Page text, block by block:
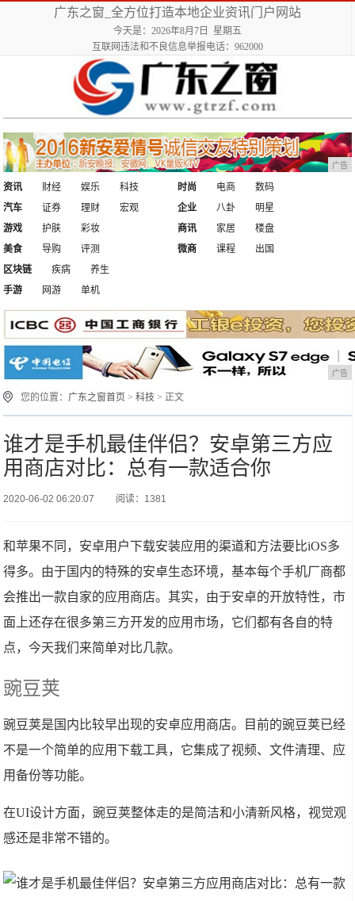
广东之窗_全方位打造本地企业资讯门户网站
今天是：2026年8月7日 星期五
互联网违法和不良信息举报电话：962000
广告
资讯 财经 娱乐
科技
汽车
证券 理财 宏观
时尚 电商
数码
企业
八卦
明星
游戏
护肤
彩妆
美食
导购 评测
商讯 家居
楼盘
微商
课程
出国
区块链
疾病
养生
手游
网游 单机
广告
您的位置： 广东之窗首页 >科技 > 正文
谁才是手机最佳伴侣？安卓第三方应
用商店对比：总有一款适合你
2020-06-02 06:20:07 阅读：1381
和苹果不同，安卓用户下载安装应用的渠道和方法要比iOS多
得多。由于国内的特殊的安卓生态环境，基本每个手机厂商都
会推出一款自家的应用商店。其实，由于安卓的开放特性，市
面上还存在很多第三方开发的应用市场，它们都有各自的特
点，今天我们来简单对比几款。
豌豆荚
豌豆荚是国内比较早出现的安卓应用商店。目前的豌豆荚已经
不是一个简单的应用下载工具，它集成了视频、文件清理、应
用备份等功能。
在UI设计方面，豌豆荚整体走的是简洁和小清新风格，视觉观
感还是非常不错的。